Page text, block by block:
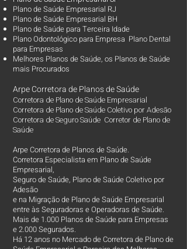
Plano de Saúde Empresarial RJ
Plano de Saúde Empresarial BH
Plano de Saúde para Terceira Idade
Plano Odontológico para Empresa Plano Dental
para Empresas
Melhores Planos de Saúde, os Planos de Saúde
mais Procurados​
Arpe Corretora de Planos de Saúde
Corretora de Plano de Saúde Empresarial
Corretora de Plano de Saúde Coletivo por Adesão
Corretora de Seguro Saúde Corretor de Plano de
Saúde
Arpe Corretora de Planos de Saúde.
Corretora Especialista em Plano de Saúde
Empresarial,
Seguro de Saúde, Plano de Saúde Coletivo por
Adesão
e na Migração de Plano de Saúde Empresarial
entre às Seguradoras e Operadoras de Saúde.
Mais de 1.000 Planos de Saúde para Empresas
e 2.000 Segurados.
Há 12 anos no Mercado de Corretora de Plano de